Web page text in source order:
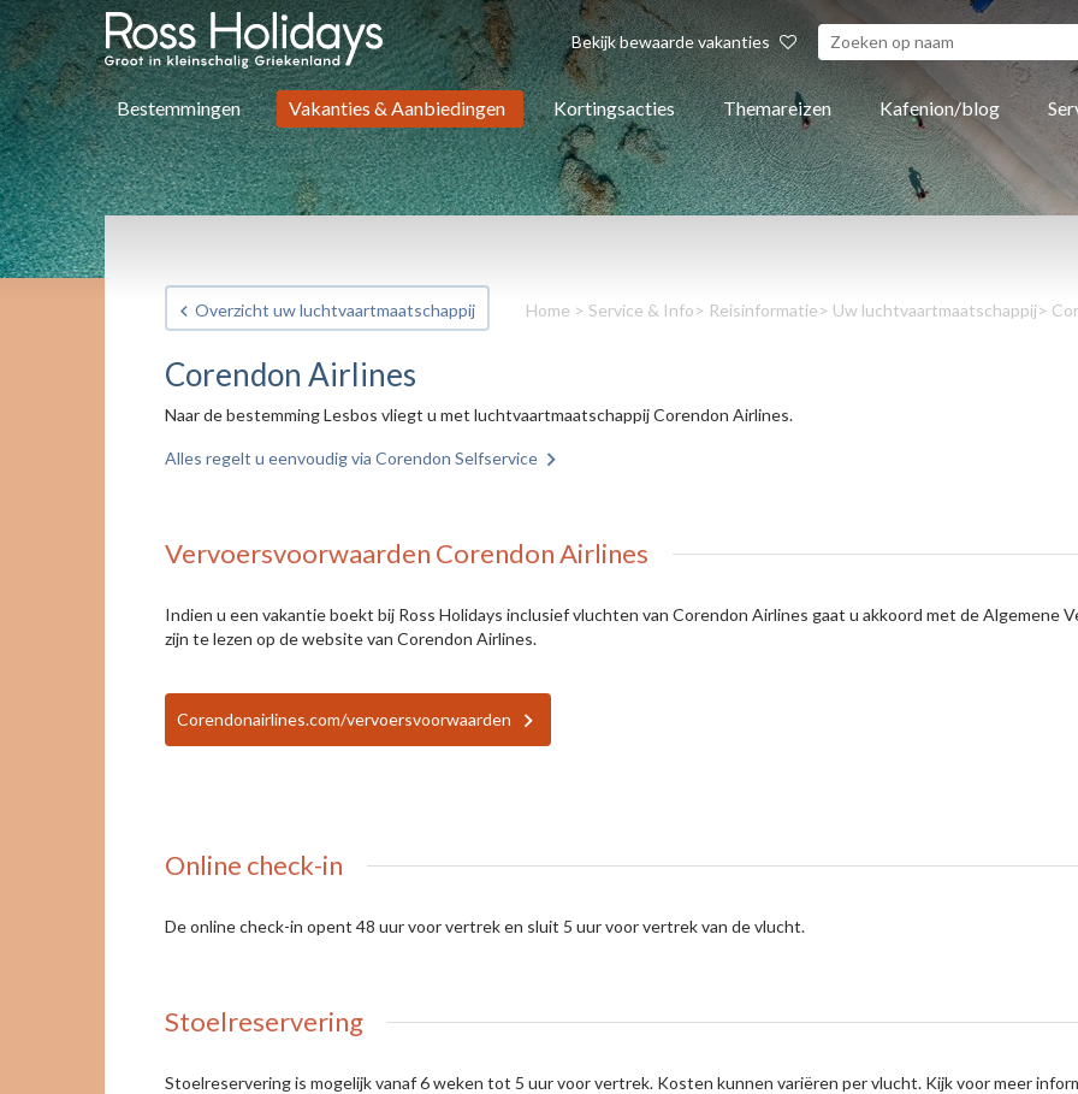
Bekijk bewaarde vakanties
Bestemmingen Vakanties & Aanbiedingen Kortingsacties Themareizen Kafenion/blog
Overzicht uw luchtvaartmaatschappij Home > Service & Info> Reisinformatie> Uw luchtvaartmaatschappij>
Corendon Airlines
Naar de bestemming Lesbos vliegt u met luchtvaartmaatschappij Corendon Airlines.
Alles regelt u eenvoudig via Corendon Selfservice
Vervoersvoorwaarden Corendon Airlines
Indien u een vakantie boekt bij Ross Holidays inclusief vluchten van Corendon Airlines gaat u akkoord met de Algemene
zijn te lezen op de website van Corendon Airlines.
Corendonairlines.com/vervoersvoorwaarden
Online check-in
De online check-in opent 48 uur voor vertrek en sluit 5 uur voor vertrek van de vlucht.
Stoelreservering
Stoelreservering is mogelijk vanaf 6 weken tot 5 uur voor vertrek. Kosten kunnen variëren per vlucht. Kijk voor meer